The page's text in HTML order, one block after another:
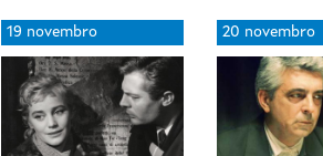
19 novembro 20 novembro